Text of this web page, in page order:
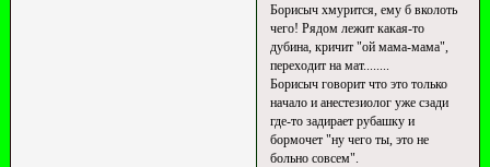
Борисыч хмурится, ему б вколоть
чего! Рядом лежит какая-то
дубина, кричит "ой мама-мама",
переходит на мат........
Борисыч говорит что это только
начало и анестезиолог уже сзади
где-то задирает рубашку и
бормочет "ну чего ты, это не
больно совсем".